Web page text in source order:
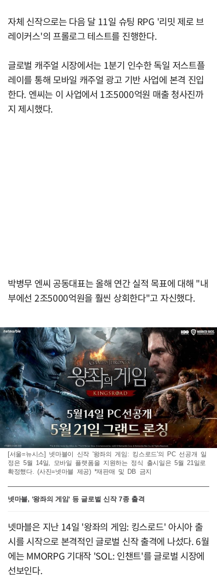
자체 신작으로는 다음 달 11일 슈팅 RPG '리밋 제로 브
레이커스'의 프롤로그 테스트를 진행한다.
글로벌 캐주얼 시장에서는 1분기 인수한 독일 저스트플
레이를 통해 모바일 캐주얼 광고 기반 사업에 본격 진입
한다. 엔씨는 이 사업에서 1조5000억원 매출 청사진까
지 제시했다.
박병무 엔씨 공동대표는 올해 연간 실적 목표에 대해 "내
부에선 2조5000억원을 훨씬 상회한다"고 자신했다.
[서울=뉴시스] 넷마블이 신작 '왕좌의 게임: 킹스로드'의 PC 선공개 일
정은 5월 14일, 모바일 플랫폼을 지원하는 정식 출시일은 5월 21일로
확정했다. (사진=넷마블 제공) *재판매 및 DB 금지
넷마블, '왕좌의 게임' 등 글로벌 신작 7종 출격
넷마블은 지난 14일 '왕좌의 게임: 킹스로드' 아시아 출
시를 시작으로 본격적인 글로벌 신작 출격에 나섰다. 6월
에는 MMORPG 기대작 'SOL: 인챈트'를 글로벌 시장에
선보인다.